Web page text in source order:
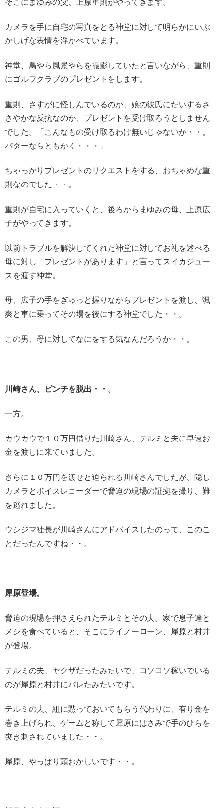
そこにまゆみの父、上原重則がやってきます。
カメラを手に自宅の写真をとる神堂に対して明らかにいぶ
かしげな表情を浮かべています。
神堂、鳥やら風景やらを撮影していたと言いながら、重則
にゴルフクラブのプレゼントをします。
重則、さすがに怪しんでいるのか、娘の彼氏にたいするさ
さやかな反抗なのか、プレゼントを受け取ろうとしません
でした。「こんなもの受け取るわけ無いじゃないか・・。
パターならともかく・・・」
ちゃっかりプレゼントのリクエストをする、おちゃめな重
則なのでした・・。
重則が自宅に入っていくと、後ろからまゆみの母、上原広
子がやってきます。
以前トラブルを解決してくれた神堂に対してお礼を述べる
母に対し「プレゼントがあります」と言ってスイカジュー
スを渡す神堂。
母、広子の手をぎゅっと握りながらプレゼントを渡し、颯
爽と車に乗ってその場を後にする神堂でした・・。
この男、母に対してなにをする気なんだろうか・・。
川崎さん、ピンチを脱出・・。
一方。
カウカウで１０万円借りた川崎さん、テルミと夫に早速お
金を渡しに来ていました。
さらに１０万円を渡せと迫られる川崎さんでしたが、隠し
カメラとボイスレコーダーで脅迫の現場の証拠を撮り、難
を逃れました。
ウシジマ社長が川崎さんにアドバイスしたのって、このこ
とだったんですね・・。
犀原登場。
脅迫の現場を押さえられたテルミとその夫。家で息子達と
メシを食べていると、そこにライノーローン、犀原と村井
が登場。
テルミの夫、ヤクザだったみたいで、コソコソ稼いでいる
のが犀原と村井にバレたみたいです。
テルミの夫、組に黙っておいてもらう代わりに、有り金を
巻き上げられ、ゲームと称して犀原にはさみで手のひらを
突き刺されていました・・。
犀原、やっぱり頭おかしいです・・。